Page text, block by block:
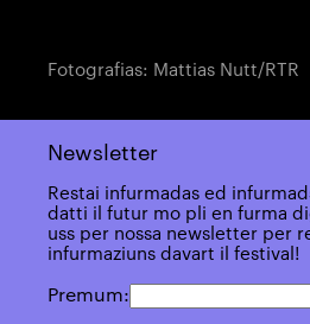
Fotografias: Mattias Nutt/RTR
Newsletter
Restai infurmadas ed
datti il futur mo pli en furma
uss per nossa newsletter per
infurmaziuns davart il festival!
Premum: